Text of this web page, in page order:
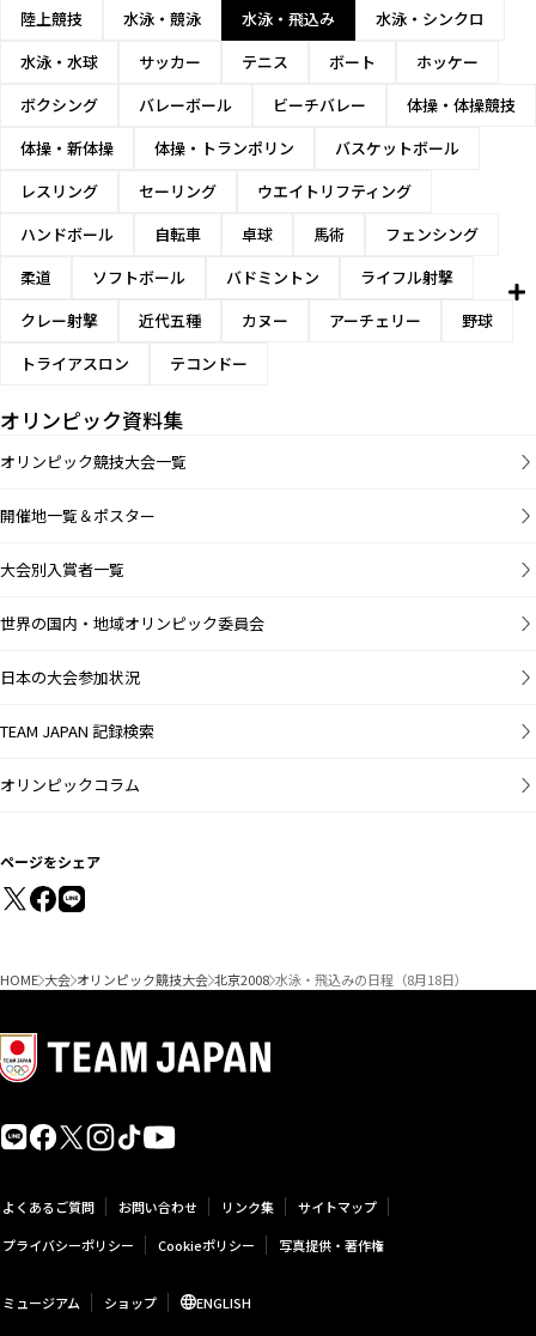
陸上競技 水泳・競泳 水泳・飛込み
水泳・シンクロ
水泳・水球
サッカー テニス ボート
ホッケー
ボクシング
バレーボール ビーチバレー
体操・体操競技
体操・新体操
体操・トランポリン
バスケットボール
レスリング
セーリング
ウエイトリフティング
ハンドボール
自転車 卓球 馬術
フェンシング
柔道
ソフトボール バドミントン
ライフル射撃
クレー射撃
近代五種 カヌー アーチェリー
野球
トライアスロン
テコンドー
オリンピック資料集
オリンピック競技大会一覧
開催地一覧＆ポスター
大会別入賞者一覧
世界の国内・地域オリンピック委員会
日本の大会参加状況
TEAM JAPAN 記録検索
オリンピックコラム
ページをシェア
HOME 大会 オリンピック競技大会 北京2008 水泳・飛込みの日程（8月18日）
よくあるご質問 お問い合わせ リンク集
サイトマップ
プライバシーポリシー
Cookieポリシー 写真提供・著作権
ミュージアム ショップ ENGLISH